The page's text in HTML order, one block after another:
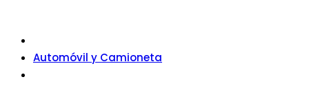
Automóvil y Camioneta